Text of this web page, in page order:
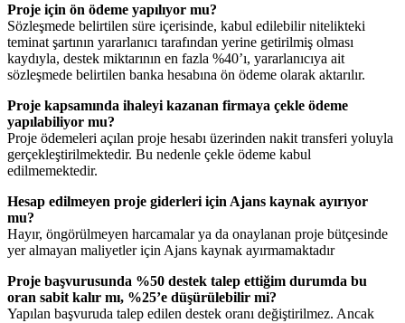
Proje için ön ödeme yapılıyor mu?
Sözleşmede belirtilen süre içerisinde, kabul edilebilir nitelikteki
teminat şartının yararlanıcı tarafından yerine getirilmiş olması
kaydıyla, destek miktarının en fazla %40’ı, yararlanıcıya ait
sözleşmede belirtilen banka hesabına ön ödeme olarak aktarılır.
Proje kapsamında ihaleyi kazanan firmaya çekle ödeme
yapılabiliyor mu?
Proje ödemeleri açılan proje hesabı üzerinden nakit transferi yoluyla
gerçekleştirilmektedir. Bu nedenle çekle ödeme kabul
edilmemektedir.
Hesap edilmeyen proje giderleri için Ajans kaynak ayırıyor
mu?
Hayır, öngörülmeyen harcamalar ya da onaylanan proje bütçesinde
yer almayan maliyetler için Ajans kaynak ayırmamaktadır
Proje başvurusunda %50 destek talep ettiğim durumda bu
oran sabit kalır mı, %25’e düşürülebilir mi?
Yapılan başvuruda talep edilen destek oranı değiştirilmez. Ancak